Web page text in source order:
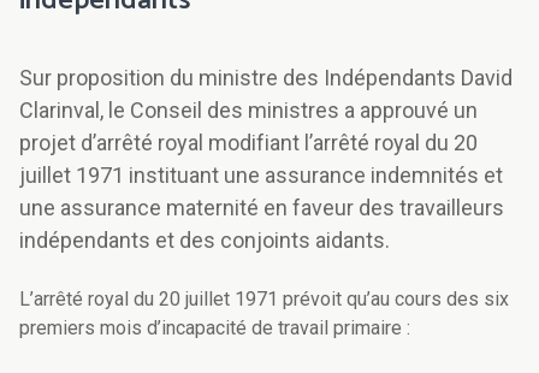
Sur proposition du ministre des Indépendants David
Clarinval, le Conseil des ministres a approuvé un
projet d’arrêté royal modifiant l’arrêté royal du 20
juillet 1971 instituant une assurance indemnités et
une assurance maternité en faveur des travailleurs
indépendants et des conjoints aidants.
L’arrêté royal du 20 juillet 1971 prévoit qu’au cours des six
premiers mois d’incapacité de travail primaire :